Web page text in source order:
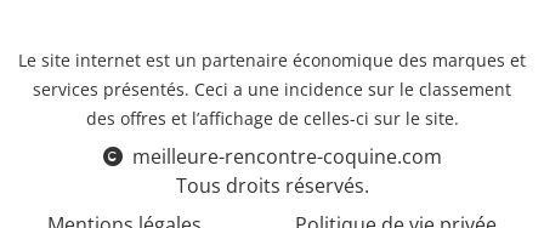
Le site internet est un partenaire économique des marques et
services présentés. Ceci a une incidence sur le classement
des offres et l’affichage de celles-ci sur le site.
meilleure-rencontre-coquine.com
Tous droits réservés.